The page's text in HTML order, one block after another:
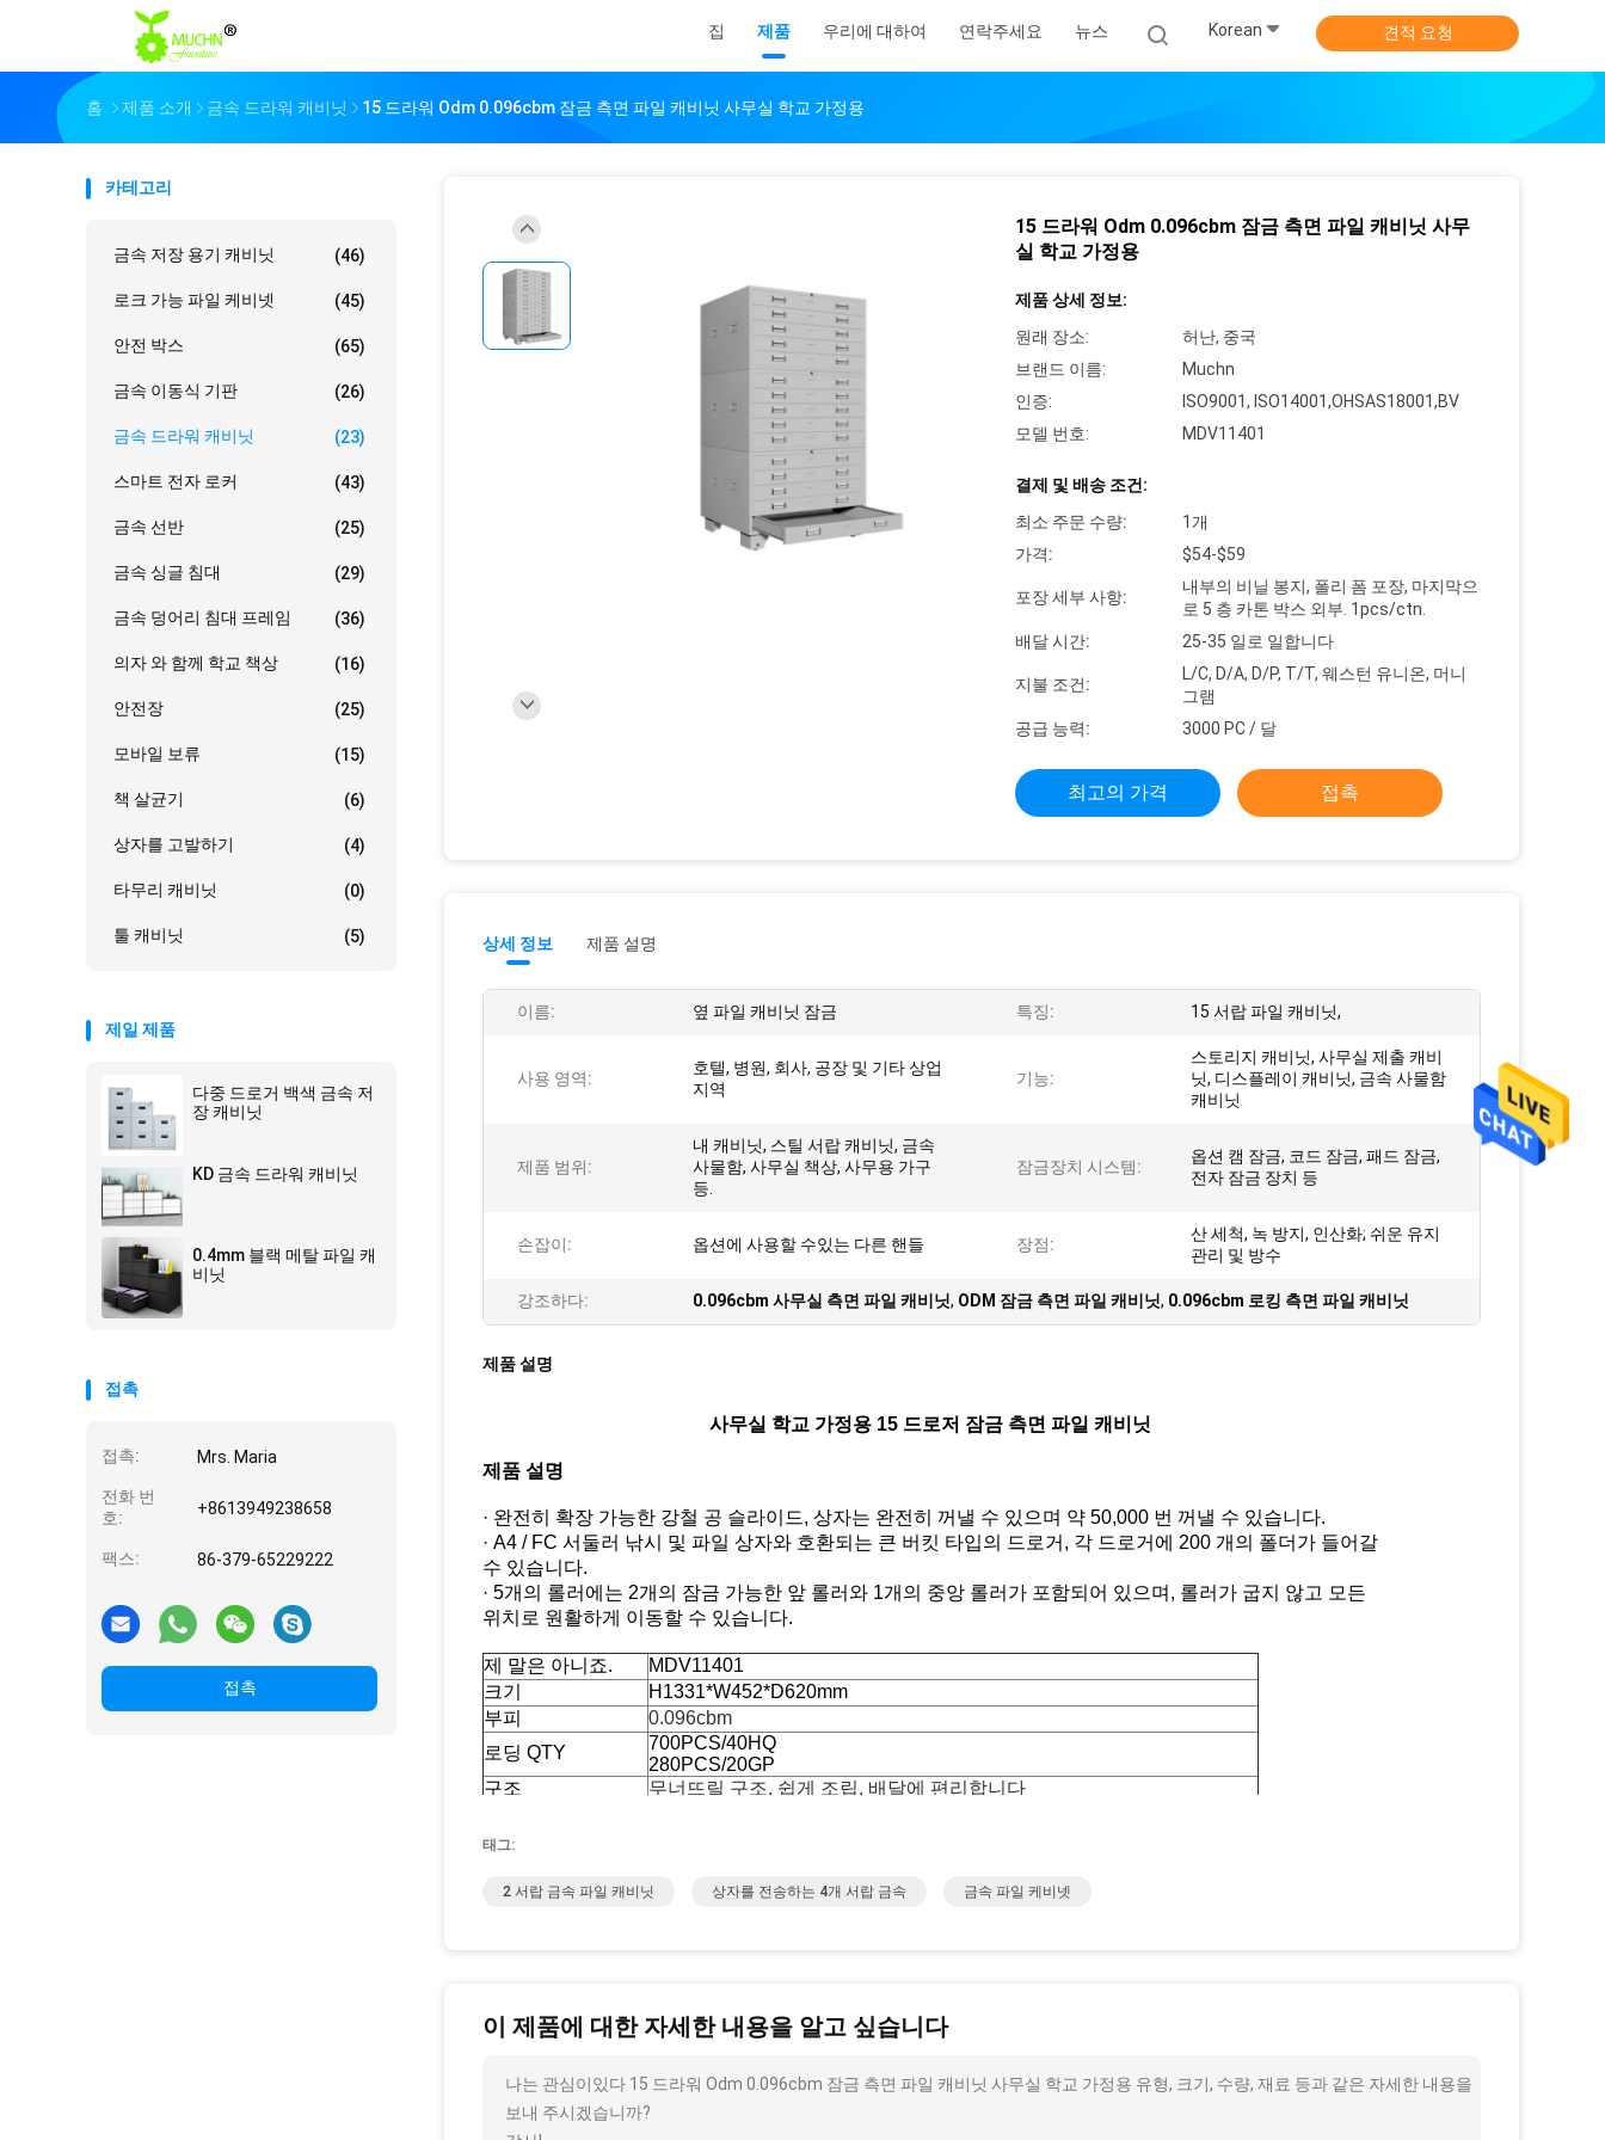
집 제품 우리에 대하여 연락주세요 뉴스 Korean 견적 요청
홈 제품 소개 금속 드라워 캐비닛 15 드라워 Odm 0.096cbm 잠금 측면 파일 캐비닛 사무실 학교 가정용
카테고리
금속 저장 용기 캐비닛 (46)
로크 가능 파일 케비넷 (45)
안전 박스 (65)
금속 이동식 기판 (26)
금속 드라워 캐비닛 (23)
스마트 전자 로커 (43)
금속 선반 (25)
금속 싱글 침대 (29)
금속 덩어리 침대 프레임 (36)
의자 와 함께 학교 책상 (16)
안전장 (25)
모바일 보류 (15)
책 살균기 (6)
상자를 고발하기 (4)
타무리 캐비닛 (0)
툴 캐비닛 (5)
제일 제품
다중 드로거 백색 금속 저
장 캐비닛
KD 금속 드라워 캐비닛
0.4mm 블랙 메탈 파일 캐
비닛
접촉
접촉: Mrs. Maria
전화 번
호:
+8613949238658
팩스: 86-379-65229222
접촉
15 드라워 Odm 0.096cbm 잠금 측면 파일 캐비닛 사무
실 학교 가정용
제품 상세 정보:
원래 장소:
허난, 중국
브랜드 이름:
Muchn
인증:
ISO9001, ISO14001,OHSAS18001,BV
모델 번호:
MDV11401
결제 및 배송 조건:
최소 주문 수량:
1개
가격:
$54-$59
포장 세부 사항:
내부의 비닐 봉지, 폴리 폼 포장, 마지막으
로 5 층 카톤 박스 외부. 1pcs/ctn.
배달 시간:
25-35 일로 일합니다
지불 조건:
L/C, D/A, D/P, T/T, 웨스턴 유니온, 머니
그램
공급 능력:
3000 PC / 달
최고의 가격 접촉
상세 정보 제품 설명
이름: 옆 파일 캐비닛 잠금 특징: 15 서랍 파일 캐비닛,
사용 영역:
호텔, 병원, 회사, 공장 및 기타 상업
지역
기능:
스토리지 캐비닛, 사무실 제출 캐비
닛, 디스플레이 캐비닛, 금속 사물함
캐비닛
제품 범위:
내 캐비닛, 스틸 서랍 캐비닛, 금속
사물함, 사무실 책상, 사무용 가구
등.
잠금장치 시스템:
옵션 캠 잠금, 코드 잠금, 패드 잠금,
전자 잠금 장치 등
손잡이: 옵션에 사용할 수있는 다른 핸들 장점:
산 세척, 녹 방지, 인산화; 쉬운 유지
관리 및 방수
강조하다: 0.096cbm 사무실 측면 파일 캐비닛, ODM 잠금 측면 파일 캐비닛, 0.096cbm 로킹 측면 파일 캐비닛
제품 설명
사무실 학교 가정용 15 드로저 잠금 측면 파일 캐비닛
제품 설명
· 완전히 확장 가능한 강철 공 슬라이드, 상자는 완전히 꺼낼 수 있으며 약 50,000 번 꺼낼 수 있습니다.
· A4 / FC 서둘러 낚시 및 파일 상자와 호환되는 큰 버킷 타입의 드로거, 각 드로거에 200 개의 폴더가 들어갈
수 있습니다.
· 5개의 롤러에는 2개의 잠금 가능한 앞 롤러와 1개의 중앙 롤러가 포함되어 있으며, 롤러가 굽지 않고 모든
위치로 원활하게 이동할 수 있습니다.
제 말은 아니죠.
MDV11401
크기
H1331*W452*D620mm
부피
0.096cbm
로딩 QTY
700PCS/40HQ
280PCS/20GP
구조
무너뜨릴 구조, 쉽게 조립, 배달에 편리합니다
사용
무게
40KGS
고품질의 잠금: 강하고 내구성있는 강철 잠금 코어를 채택하십시오.
버킷 드로거: 각 드로거에는 200개의 폴더가 들어갑니다.
슈퍼 베어링: 엄격한 베어링 테스트를 통해 각 캐비닛의 우수한 품질, 강한 내구성을 보장합니다.
환경 보호 분말: 인산염이 없고, 전자기 스프레이링 분말, 강한 접착력, 좋은 마모 저항성, 우수한 항성화 성
태그:
2 서랍 금속 파일 캐비닛 상자를 전송하는 4개 서랍 금속 금속 파일 케비넷
이 제품에 대한 자세한 내용을 알고 싶습니다
나는 관심이있다 15 드라워 Odm 0.096cbm 잠금 측면 파일 캐비닛 사무실 학교 가정용 유형, 크기, 수량, 재료 등과 같은 자세한 내용을
보내 주시겠습니까?